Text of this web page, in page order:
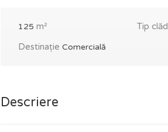
125 m² Tip
Destinație Comercială
Descriere